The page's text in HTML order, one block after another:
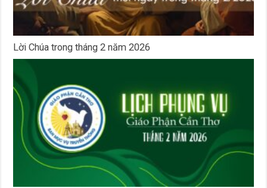
Lời Chúa trong tháng 2 năm 2026